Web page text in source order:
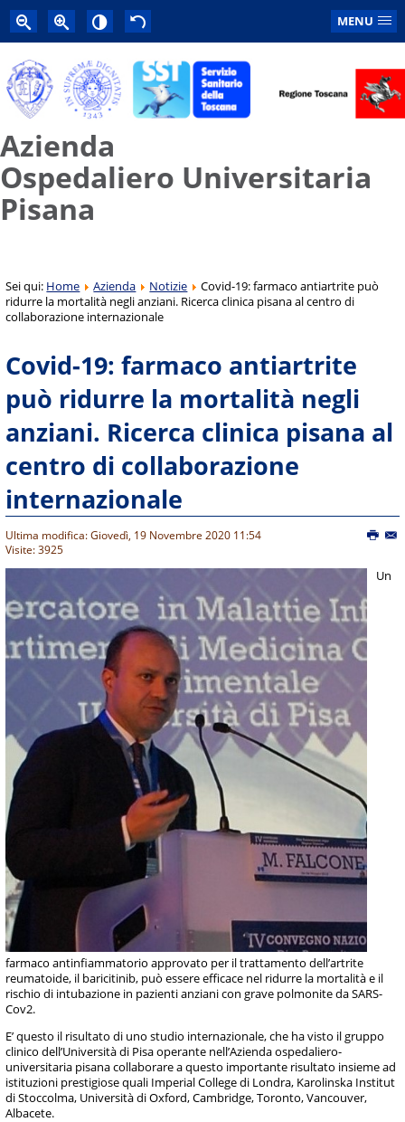
MENU
Azienda
Ospedaliero Universitaria
Pisana
Sei qui: Home Azienda Notizie
Covid-19: farmaco antiartrite può
ridurre la mortalità negli anziani. Ricerca clinica pisana al centro di
collaborazione internazionale
Covid-19: farmaco antiartrite
può ridurre la mortalità negli
anziani. Ricerca clinica pisana al
centro di collaborazione
internazionale
Ultima modifica: Giovedì, 19 Novembre 2020 11:54
Visite: 3925
Un
farmaco antinfiammatorio approvato per il trattamento dell’artrite
reumatoide, il baricitinib, può essere efficace nel ridurre la mortalità e il
rischio di intubazione in pazienti anziani con grave polmonite da SARS-
Cov2.
E’ questo il risultato di uno studio internazionale, che ha visto il gruppo
clinico dell’Università di Pisa operante nell’Azienda ospedaliero-
universitaria pisana collaborare a questo importante risultato insieme ad
istituzioni prestigiose quali Imperial College di Londra, Karolinska Institut
di Stoccolma, Università di Oxford, Cambridge, Toronto, Vancouver,
Albacete.